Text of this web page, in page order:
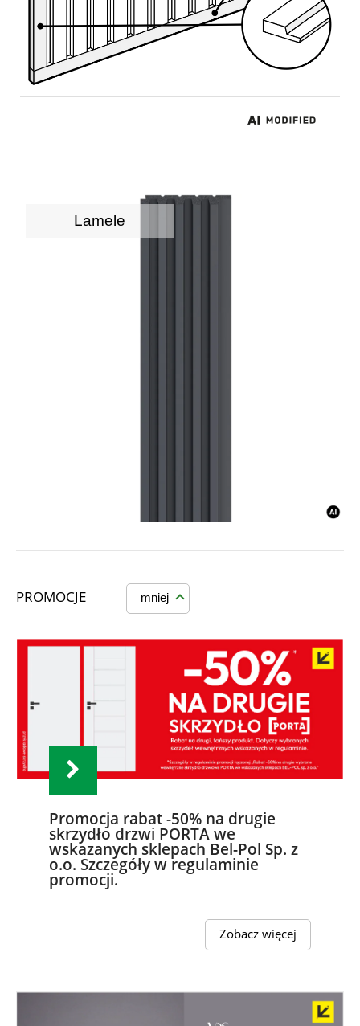
Lamele
PROMOCJE mniej
Promocja rabat -50% na drugie
skrzydło drzwi PORTA we
wskazanych sklepach Bel-Pol Sp. z
o.o. Szczegóły w regulaminie
promocji.
Zobacz więcej